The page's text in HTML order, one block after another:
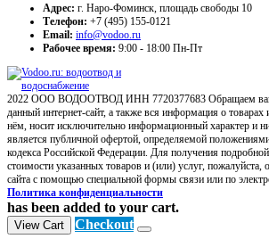
Адрес: г. Наро-Фоминск, площадь свободы 10
Телефон: +7 (495) 155-0121
Email: info@vodoo.ru
Рабочее время: 9:00 - 18:00 Пн-Пт
2022 ООО ВОДООТВОД ИНН 7720377683 Обращаем
данный интернет-сайт, а также вся информация о товарах
нём, носит исключительно информационный характер и
является публичной офертой, определяемой
кодекса Российской Федерации. Для получения
стоимости указанных товаров и (или) услуг, пожалуйста,
сайта с помощью специальной формы связи или по
Политика конфиденциальности
has been added to your cart.
View Cart Checkout